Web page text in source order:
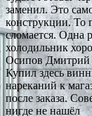
заменил. Это
конструкции. То
сломается. Одна
холодильник
Осипов Дмитрий
Купил здесь
нареканий к
после заказа.
нигде не нашёл